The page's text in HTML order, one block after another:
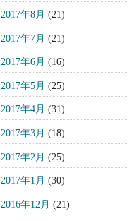
2017年8月 (21)
2017年7月 (21)
2017年6月 (16)
2017年5月 (25)
2017年4月 (31)
2017年3月 (18)
2017年2月 (25)
2017年1月 (30)
2016年12月 (21)